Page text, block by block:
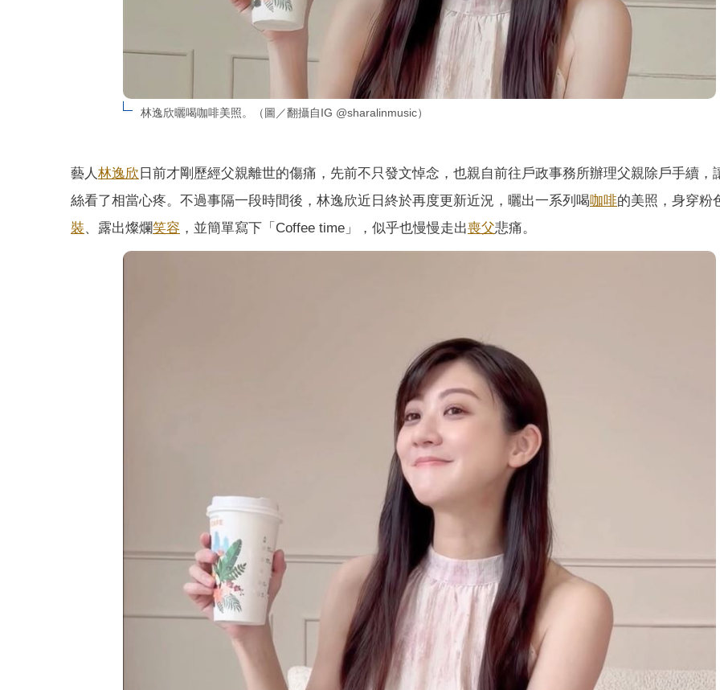
林逸欣曬喝咖啡美照。（圖／翻攝自IG @sharalinmusic）
藝人林逸欣 日前才剛歷經父親離世的傷痛，先前不只發文悼念，也親自前往戶政事務所辦理父親除戶手續，
絲看了相當心疼。不過事隔一段時間後，林逸欣近日終於再度更新近況，曬出一系列喝咖啡的美照，身穿粉
裝、露出燦爛笑容 ，並簡單寫下「Coffee time」，似乎也慢慢走出喪父悲痛。